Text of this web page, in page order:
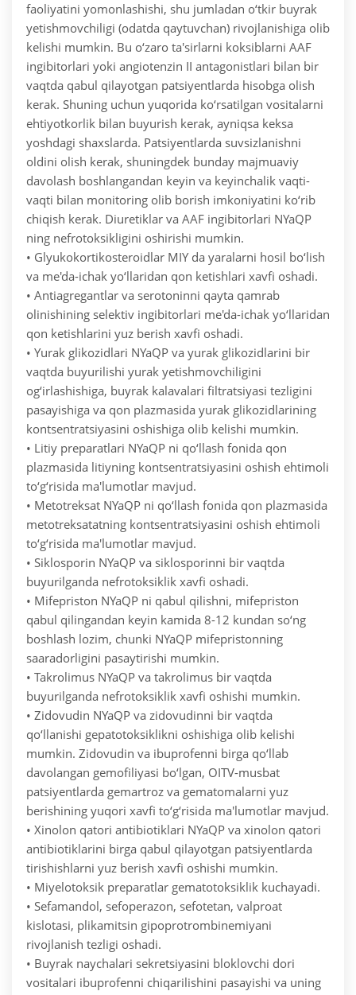
faoliyatini yomonlashishi, shu jumladan o‘tkir buyrak
yetishmovchiligi (odatda qaytuvchan) rivojlanishiga olib
kelishi mumkin. Bu o‘zaro ta'sirlarni koksiblarni AAF
ingibitorlari yoki angiotenzin II antagonistlari bilan bir
vaqtda qabul qilayotgan patsiyentlarda hisobga olish
kerak. Shuning uchun yuqorida ko‘rsatilgan vositalarni
ehtiyotkorlik bilan buyurish kerak, ayniqsa keksa
yoshdagi shaxslarda. Patsiyentlarda suvsizlanishni
oldini olish kerak, shuningdek bunday majmuaviy
davolash boshlangandan keyin va keyinchalik vaqti-
vaqti bilan monitoring olib borish imkoniyatini ko‘rib
chiqish kerak. Diuretiklar va AAF ingibitorlari NYaQP
ning nefrotoksikligini oshirishi mumkin.
• Glyukokortikosteroidlar MIY da yaralarni hosil bo‘lish
va me'da-ichak yo‘llaridan qon ketishlari xavfi oshadi.
• Antiagregantlar va serotoninni qayta qamrab
olinishining selektiv ingibitorlari me'da-ichak yo‘llaridan
qon ketishlarini yuz berish xavfi oshadi.
• Yurak glikozidlari NYaQP va yurak glikozidlarini bir
vaqtda buyurilishi yurak yetishmovchiligini
og‘irlashishiga, buyrak kalavalari filtratsiyasi tezligini
pasayishiga va qon plazmasida yurak glikozidlarining
kontsentratsiyasini oshishiga olib kelishi mumkin.
• Litiy preparatlari NYaQP ni qo‘llash fonida qon
plazmasida litiyning kontsentratsiyasini oshish ehtimoli
to‘g‘risida ma'lumotlar mavjud.
• Metotreksat NYaQP ni qo‘llash fonida qon plazmasida
metotreksatatning kontsentratsiyasini oshish ehtimoli
to‘g‘risida ma'lumotlar mavjud.
• Siklosporin NYaQP va siklosporinni bir vaqtda
buyurilganda nefrotoksiklik xavfi oshadi.
• Mifepriston NYaQP ni qabul qilishni, mifepriston
qabul qilingandan keyin kamida 8-12 kundan so‘ng
boshlash lozim, chunki NYaQP mifepristonning
saaradorligini pasaytirishi mumkin.
• Takrolimus NYaQP va takrolimus bir vaqtda
buyurilganda nefrotoksiklik xavfi oshishi mumkin.
• Zidovudin NYaQP va zidovudinni bir vaqtda
qo‘llanishi gepatotoksiklikni oshishiga olib kelishi
mumkin. Zidovudin va ibuprofenni birga qo‘llab
davolangan gemofiliyasi bo‘lgan, OITV-musbat
patsiyentlarda gemartroz va gematomalarni yuz
berishining yuqori xavfi to‘g‘risida ma'lumotlar mavjud.
• Xinolon qatori antibiotiklari NYaQP va xinolon qatori
antibiotiklarini birga qabul qilayotgan patsiyentlarda
tirishishlarni yuz berish xavfi oshishi mumkin.
• Miyelotoksik preparatlar gematotoksiklik kuchayadi.
• Sefamandol, sefoperazon, sefotetan, valproat
kislotasi, plikamitsin gipoprotrombinemiyani
rivojlanish tezligi oshadi.
• Buyrak naychalari sekretsiyasini bloklovchi dori
vositalari ibuprofenni chiqarilishini pasayishi va uning